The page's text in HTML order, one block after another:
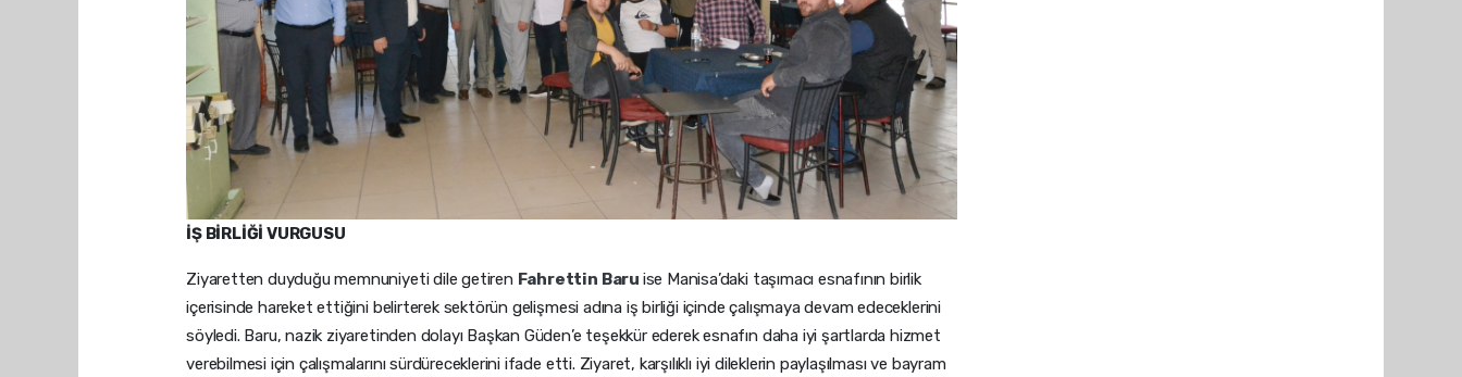
İŞ BİRLİĞİ VURGUSU
Ziyaretten duyduğu memnuniyeti dile getiren Fahrettin Baru ise Manisa’daki taşımacı esnafının birlik
içerisinde hareket ettiğini belirterek sektörün gelişmesi adına iş birliği içinde çalışmaya devam edeceklerini
söyledi. Baru, nazik ziyaretinden dolayı Başkan Güden’e teşekkür ederek esnafın daha iyi şartlarda hizmet
verebilmesi için çalışmalarını sürdüreceklerini ifade etti. Ziyaret, karşılıklı iyi dileklerin paylaşılması ve bayram